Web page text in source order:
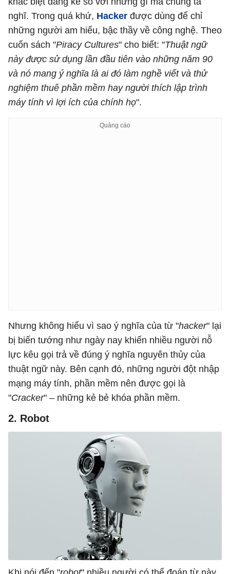
nghĩ. Trong quá khứ, Hacker được dùng để chỉ
những người am hiểu, bậc thầy về công nghệ. Theo
cuốn sách "Piracy Cultures" cho biết: "Thuật ngữ
này được sử dụng lần đầu tiên vào những năm 90
và nó mang ý nghĩa là ai đó làm nghề viết và thử
nghiệm thuê phần mềm hay người thích lập trình
máy tính vì lợi ích của chính họ".
Nhưng không hiểu vì sao ý nghĩa của từ "hacker" lại
bị biến tướng như ngày nay khiến nhiều người nỗ
lực kêu gọi trả về đúng ý nghĩa nguyên thủy của
thuật ngữ này. Bên cạnh đó, những người đột nhập
mạng máy tính, phần mềm nên được gọi là
"Cracker" – những kẻ bẻ khóa phần mềm.
2. Robot